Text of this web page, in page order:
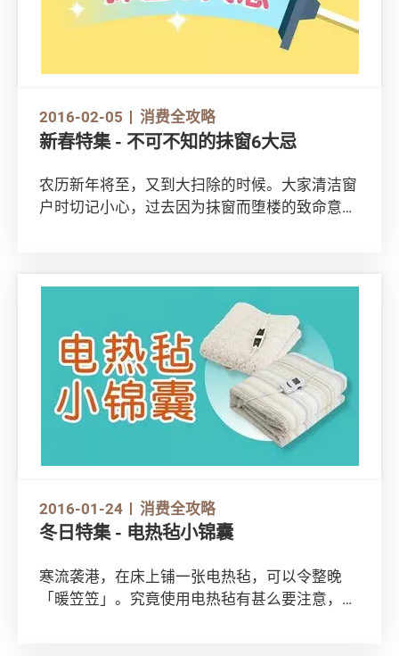
2016-02-05 消费全攻略
新春特集 - 不可不知的抺窗6大忌
农历新年将至，又到大扫除的时候。大家清洁窗
户时切记小心，过去因为抹窗而堕楼的致命意外
2016-01-24 消费全攻略
冬日特集 - 电热毡小锦囊
寒流袭港，在床上铺一张电热毡，可以令整晚
「暖笠笠」。究竟使用电热毡有甚么要注意，千